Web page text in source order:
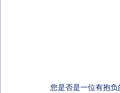
您是否是一位有抱